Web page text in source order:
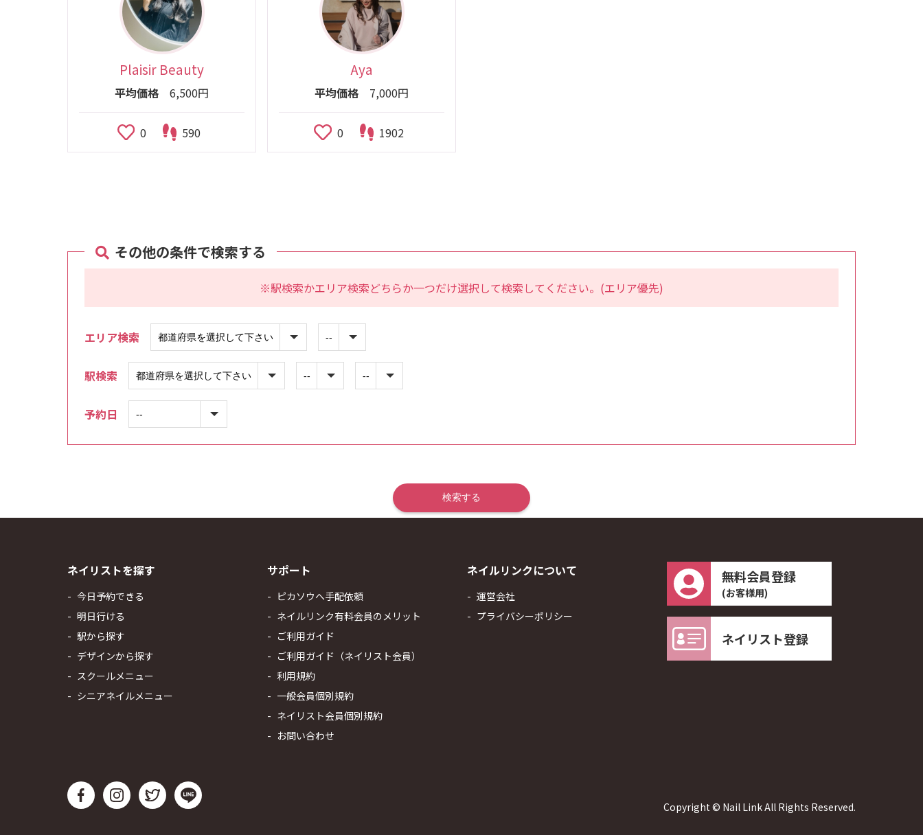
Plaisir Beauty
平均価格 6,500円
0 590
Aya
平均価格 7,000円
0 1902
その他の条件で検索する
※駅検索かエリア検索どちらか一つだけ選択して検索してください。(エリア優先)
エリア検索
駅検索
予約日
ネイリストを探す
今日予約できる
明日行ける
駅から探す
デザインから探す
スクールメニュー
シニアネイルメニュー
サポート
ピカソウへ手配依頼
ネイルリンク有料会員のメリット
ご利用ガイド
ご利用ガイド（ネイリスト会員）
利用規約
一般会員個別規約
ネイリスト会員個別規約
お問い合わせ
ネイルリンクについて
運営会社
プライバシーポリシー
無料会員登録
(お客様用)
ネイリスト登録
Copyright © Nail Link All Rights Reserved.